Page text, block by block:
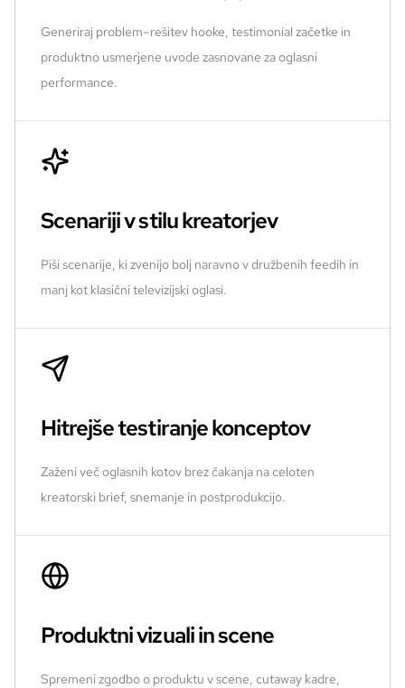
Generiraj problem–rešitev hooke, testimonial začetke in
produktno usmerjene uvode zasnovane za oglasni
performance.
Scenariji v stilu kreatorjev
Piši scenarije, ki zvenijo bolj naravno v družbenih feedih in
manj kot klasični televizijski oglasi.
Hitrejše testiranje konceptov
Zaženi več oglasnih kotov brez čakanja na celoten
kreatorski brief, snemanje in postprodukcijo.
Produktni vizuali in scene
Spremeni zgodbo o produktu v scene, cutaway kadre,